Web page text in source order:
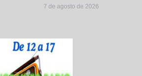
7 de agosto de 2026